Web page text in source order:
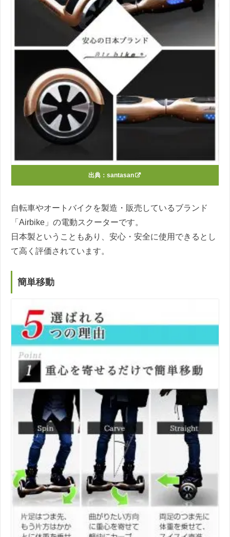
出典： santasan
自転車やオートバイクを製造・販売しているブランド
「Airbike」の電動スクーターです。
日本製ということもあり、安心・安全に使用できるとし
て高く評価されています。
簡単移動